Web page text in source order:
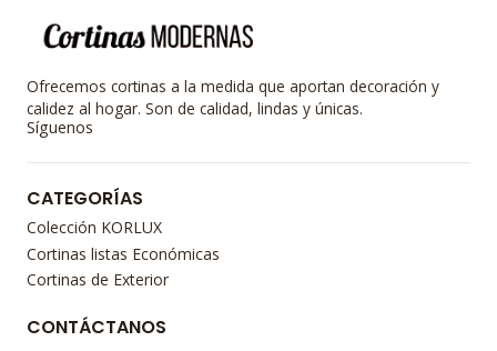
Ofrecemos cortinas a la medida que aportan decoración y
calidez al hogar. Son de calidad, lindas y únicas.
Síguenos
CATEGORÍAS
Colección KORLUX
Cortinas listas Económicas
Cortinas de Exterior
CONTÁCTANOS